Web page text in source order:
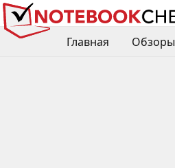
Главная Обзоры